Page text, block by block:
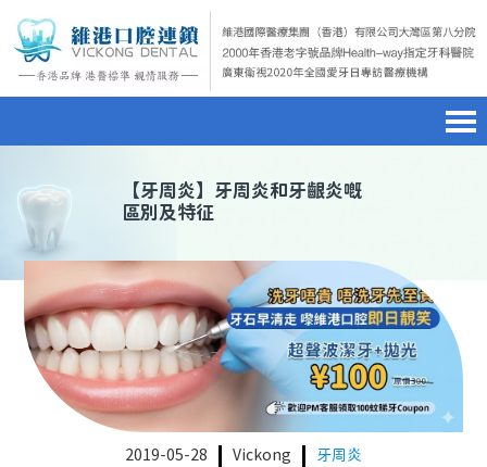
醫院簡介 hospital introduction
醫生介紹doctor introduction
醫療新聞 medical news
種植牙dental implant
orthodontics
微信預約
WhatsApp預約
【牙周炎】牙周炎和牙齦炎嘅
區別及特征
2019-05-28 Vickong 牙周炎